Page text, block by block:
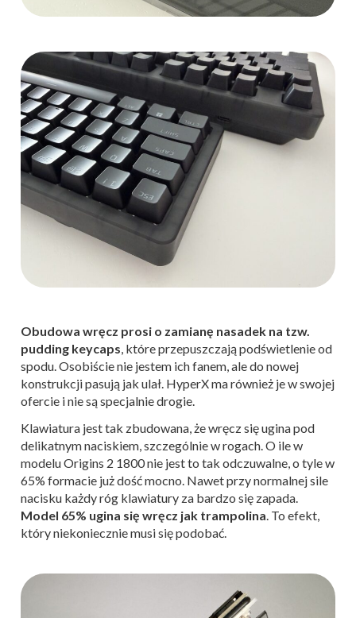
Obudowa wręcz prosi o zamianę nasadek na tzw.
pudding keycaps, które przepuszczają podświetlenie od
spodu. Osobiście nie jestem ich fanem, ale do nowej
konstrukcji pasują jak ulał. HyperX ma również je w swojej
ofercie i nie są specjalnie drogie.
Klawiatura jest tak zbudowana, że wręcz się ugina pod
delikatnym naciskiem, szczególnie w rogach. O ile w
modelu Origins 2 1800 nie jest to tak odczuwalne, o tyle w
65% formacie już dość mocno. Nawet przy normalnej sile
nacisku każdy róg klawiatury za bardzo się zapada.
Model 65% ugina się wręcz jak trampolina. To efekt,
który niekoniecznie musi się podobać.